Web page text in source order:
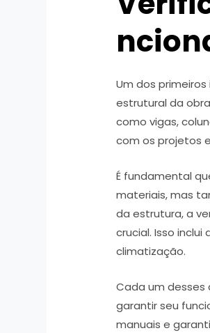
Um dos
estrutural da
como vigas,
com os projetos
É fundamental
materiais, mas
da estrutura, a
crucial. Isso
climatização.
Cada um
garantir seu
manuais e